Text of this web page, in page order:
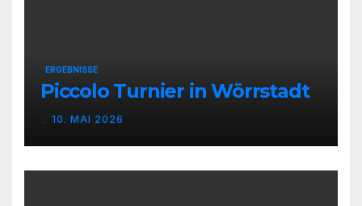
ERGEBNISSE
Piccolo Turnier in Wörrstadt
10. MAI 2026